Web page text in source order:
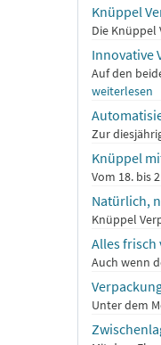
Knüppel
Die Knüppel
Innovative
Auf den
weiterlesen
Zur
Knüppel
Vom 18. bis
Natürlich,
Knüppel
Alles frisch
Auch wenn
Unter dem